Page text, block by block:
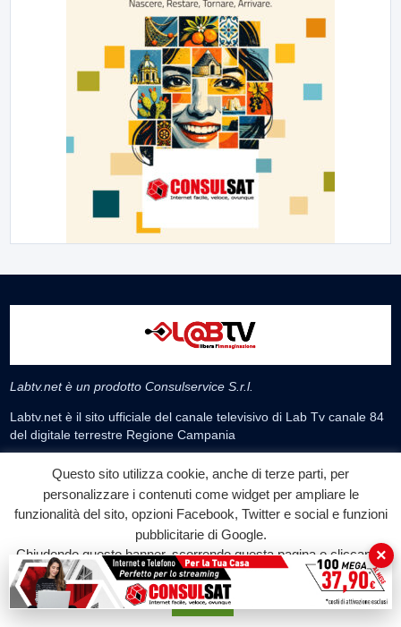
Labtv.net è un prodotto Consulservice S.r.l.
Labtv.net è il sito ufficiale del canale televisivo di Lab Tv canale 84
del digitale terrestre Regione Campania
P.IVA 02757950643
Oscr. R.E.A. AV N.181151
Editore: Consulservice S.r.l.
Testata giornalistica Reg. Trib. di Benevento
n. 244 del 26.02.2015
Direttore Responsabile Dott.ssa Oliviero Antonella
Questo sito utilizza cookie, anche di terze parti, per
personalizzare i contenuti come widget per ampliare le
funzionalità del sito, opzioni Facebook, Twitter e social e funzioni
pubblicitarie di Google.
Chiudendo questo banner, scorrendo questa pagina o cliccando
su qualunque suo elemento acconsenti all'uso dei cookie.
Accetta
×